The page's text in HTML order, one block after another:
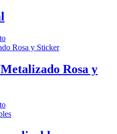
Rosa y